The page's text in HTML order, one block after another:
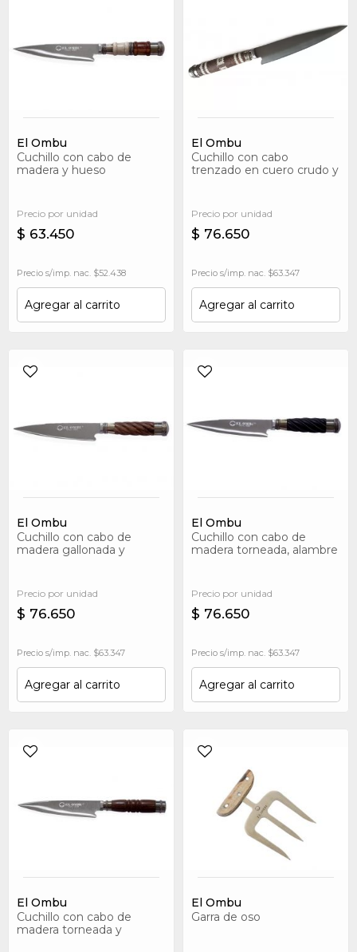
El Ombu
Cuchillo con cabo de
madera y hueso
Precio por unidad
$ 63.450
Precio s/imp. nac. $52.438
Agregar al carrito
El Ombu
Cuchillo con cabo
trenzado en cuero crudo y
Precio por unidad
$ 76.650
Precio s/imp. nac. $63.347
Agregar al carrito
El Ombu
Cuchillo con cabo de
madera gallonada y
Precio por unidad
$ 76.650
Precio s/imp. nac. $63.347
Agregar al carrito
El Ombu
Cuchillo con cabo de
madera torneada, alambre
Precio por unidad
$ 76.650
Precio s/imp. nac. $63.347
Agregar al carrito
El Ombu
Cuchillo con cabo de
madera torneada y
El Ombu
Garra de oso